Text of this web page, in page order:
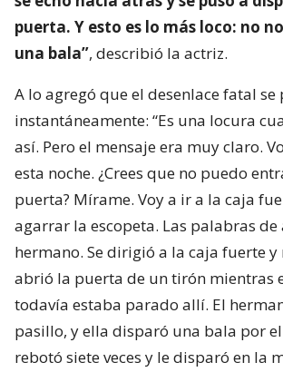
puerta. Y esto es lo más loco: no
una bala”, describió la actriz.
A lo agregó que el desenlace fatal
instantáneamente: “Es una locura
así. Pero el mensaje era muy claro.
esta noche. ¿Crees que no puedo
puerta? Mírame. Voy a ir a la caja
agarrar la escopeta. Las palabras
hermano. Se dirigió a la caja fuerte
abrió la puerta de un tirón mientras
todavía estaba parado allí. El
pasillo, y ella disparó una bala por
rebotó siete veces y le disparó en la